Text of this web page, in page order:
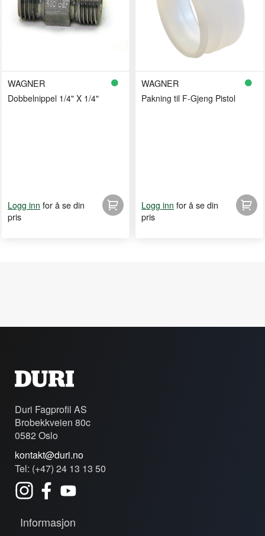
WAGNER
Dobbelnippel 1/4" X 1/4"
Logg inn for å se din
pris
WAGNER
Pakning til F-Gjeng Pistol
Logg inn for å se din
pris
Duri Fagprofil AS
Brobekkveien 80c
0582 Oslo
kontakt@duri.no
Tel: (+47) 24 13 13 50
Informasjon